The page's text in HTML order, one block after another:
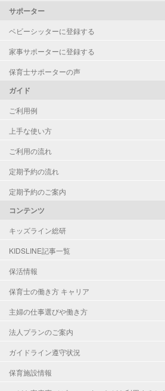
サポーター
ベビーシッターに登録する
家事サポーターに登録する
保育士サポーターの声
ガイド
ご利用例
上手な使い方
ご利用の流れ
定期予約の流れ
定期予約のご案内
コンテンツ
キッズライン総研
KIDSLINE記事一覧
保活情報
保育士の働き方 キャリア
主婦の仕事選びや働き方
法人プランのご案内
ガイドライン遵守状況
保育施設情報